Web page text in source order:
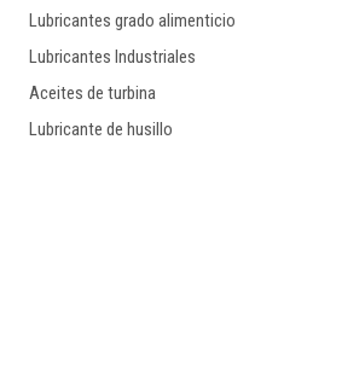
Lubricantes grado alimenticio
Lubricantes Industriales
Aceites de turbina
Lubricante de husillo